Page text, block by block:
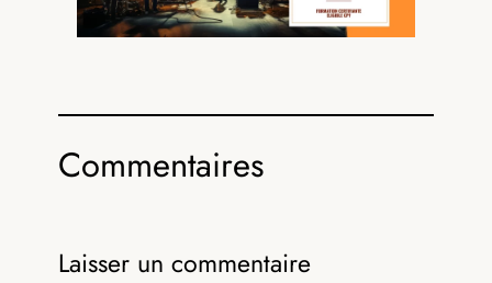
Commentaires
Laisser un commentaire